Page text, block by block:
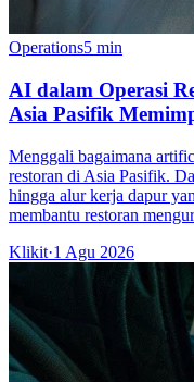
Operations5 min
AI dalam Operasi
Asia Pasifik
Menggali bagaimana
restoran di Asia Pasifik.
hingga alur kerja dapur
membantu restoran
Klikit·1 Agu 2026